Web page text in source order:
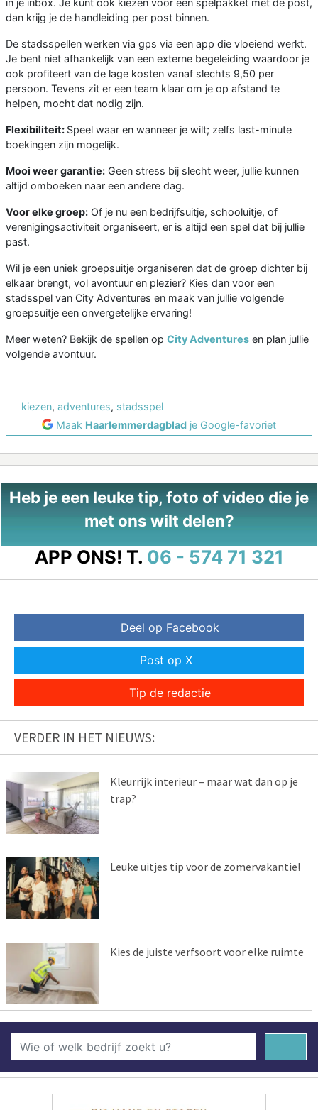
dan krijg je de handleiding per post binnen.
De stadsspellen werken via gps via een app die vloeiend werkt.
Je bent niet afhankelijk van een externe begeleiding waardoor je
ook profiteert van de lage kosten vanaf slechts 9,50 per
persoon. Tevens zit er een team klaar om je op afstand te
helpen, mocht dat nodig zijn.
Flexibiliteit: Speel waar en wanneer je wilt; zelfs last-minute
boekingen zijn mogelijk.
Mooi weer garantie: Geen stress bij slecht weer, jullie kunnen
altijd omboeken naar een andere dag.
Voor elke groep: Of je nu een bedrijfsuitje, schooluitje, of
verenigingsactiviteit organiseert, er is altijd een spel dat bij jullie
past.
Wil je een uniek groepsuitje organiseren dat de groep dichter bij
elkaar brengt, vol avontuur en plezier? Kies dan voor een
stadsspel van City Adventures en maak van jullie volgende
groepsuitje een onvergetelijke ervaring!
Meer weten? Bekijk de spellen op City Adventures en plan jullie
volgende avontuur.
kiezen, adventures, stadsspel
Maak Haarlemmerdagblad je Google-favoriet
Heb je een leuke tip, foto of video die je
met ons wilt delen?
APP ONS! T. 06 - 574 71 321
Deel op Facebook
Post op X
Tip de redactie
VERDER IN HET NIEUWS:
Kleurrijk interieur – maar wat dan op je
trap?
Leuke uitjes tip voor de zomervakantie!
Kies de juiste verfsoort voor elke ruimte